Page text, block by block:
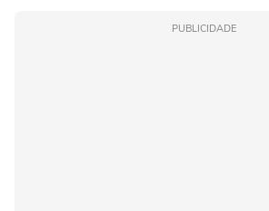
PUBLICIDADE